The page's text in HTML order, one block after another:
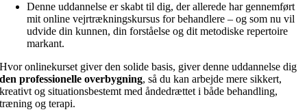
Denne uddannelse er skabt til dig, der allerede har gennemført
mit online vejrtrækningskursus for behandlere – og som nu vil
udvide din kunnen, din forståelse og dit metodiske repertoire
markant.
Hvor onlinekurset giver den solide basis, giver denne uddannelse dig
den professionelle overbygning, så du kan arbejde mere sikkert,
kreativt og situationsbestemt med åndedrættet i både behandling,
træning og terapi.